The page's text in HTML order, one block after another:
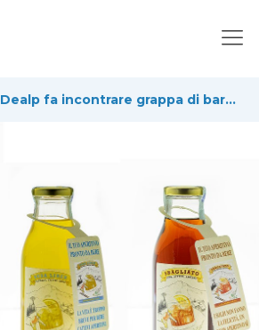
Dealp fa incontrare grappa di barolo e cocktail con le erbe del territorio